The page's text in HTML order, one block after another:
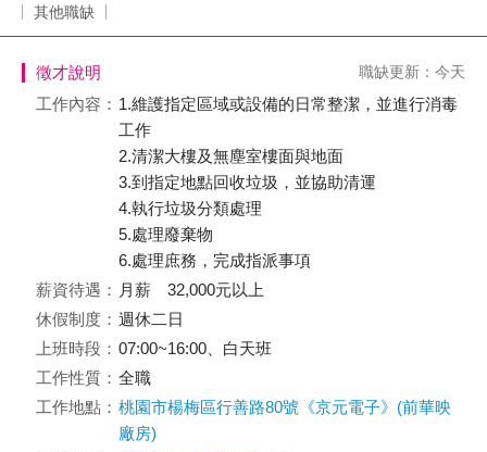
其他職缺
徵才說明 職缺更新：今天
工作內容： 1.維護指定區域或設備的日常整潔，並進行消毒
工作
2.清潔大樓及無塵室樓面與地面
3.到指定地點回收垃圾，並協助清運
4.執行垃圾分類處理
5.處理廢棄物
6.處理庶務，完成指派事項
薪資待遇： 月薪 32,000元以上
休假制度： 週休二日
上班時段： 07:00~16:00、白天班
工作性質： 全職
工作地點： 桃園市楊梅區行善路80號《京元電子》(前華映
廠房)